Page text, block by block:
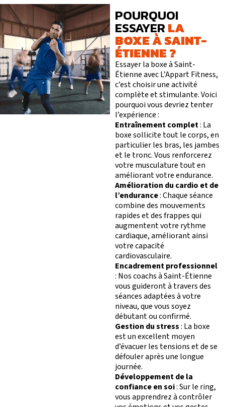
POURQUOI
ESSAYERLA
BOXE À SAINT-
ÉTIENNE ?
Essayer la boxe à Saint-
Étienne avec L’Appart Fitness,
c’est choisir une activité
complète et stimulante. Voici
pourquoi vous devriez tenter
l’expérience :
Entraînement complet: La
boxe sollicite tout le corps, en
particulier les bras, les jambes
et le tronc. Vous renforcerez
votre musculature tout en
améliorant votre endurance.
Amélioration du cardio et de
l’endurance: Chaque séance
combine des mouvements
rapides et des frappes qui
augmentent votre rythme
cardiaque, améliorant ainsi
votre capacité
cardiovasculaire.
Encadrement professionnel
: Nos coachs à Saint-Étienne
vous guideront à travers des
séances adaptées à votre
niveau, que vous soyez
débutant ou confirmé.
Gestion du stress: La boxe
est un excellent moyen
d’évacuer les tensions et de se
défouler après une longue
journée.
Développement de la
confiance en soi: Sur le ring,
vous apprendrez à contrôler